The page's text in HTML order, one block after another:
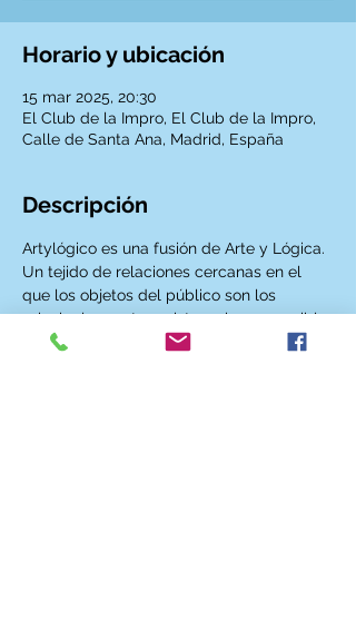
Horario y ubicación
15 mar 2025, 20:30
El Club de la Impro, El Club de la Impro,
Calle de Santa Ana, Madrid, España
Descripción
Artylógico es una fusión de Arte y Lógica.
Un tejido de relaciones cercanas en el
que los objetos del público son los
principales protagonistas y hacen posible
la magia que se crea en nuestro desván.